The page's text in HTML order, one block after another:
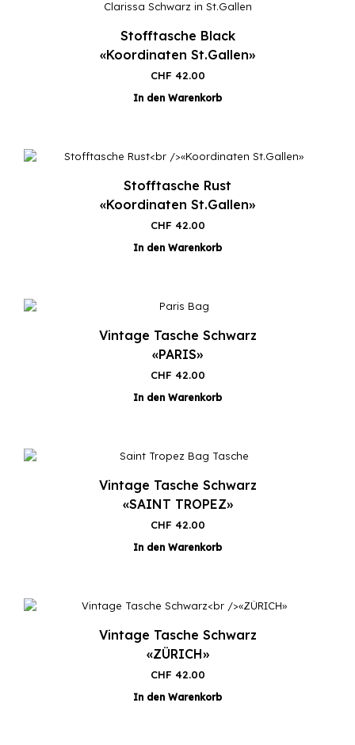
Stofftasche Black
«Koordinaten St.Gallen»
CHF 42.00
In den Warenkorb
Stofftasche Rust
«Koordinaten St.Gallen»
CHF 42.00
In den Warenkorb
Vintage Tasche Schwarz
«PARIS»
CHF 42.00
In den Warenkorb
Vintage Tasche Schwarz
«SAINT TROPEZ»
CHF 42.00
In den Warenkorb
Vintage Tasche Schwarz
«ZÜRICH»
CHF 42.00
In den Warenkorb